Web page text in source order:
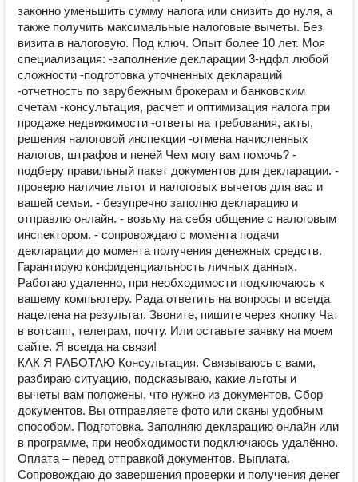
законно уменьшить сумму налога или снизить до нуля, а
также получить максимальные налоговые вычеты. Без
визита в налоговую. Под ключ. Опыт более 10 лет. Моя
специализация: -заполнение декларации 3-ндфл любой
сложности -подготовка уточненных деклараций
-отчетность по зарубежным брокерам и банковским
счетам -консультация, расчет и оптимизация налога при
продаже недвижимости -ответы на требования, акты,
решения налоговой инспекции -отмена начисленных
налогов, штрафов и пеней Чем могу вам помочь? -
подберу правильный пакет документов для декларации. -
проверю наличие льгот и налоговых вычетов для вас и
вашей семьи. - безупречно заполню декларацию и
отправлю онлайн. - возьму на себя общение с налоговым
инспектором. - сопровождаю с момента подачи
декларации до момента получения денежных средств.
Гарантирую конфиденциальность личных данных.
Работаю удаленно, при необходимости подключаюсь к
вашему компьютеру. Рада ответить на вопросы и всегда
нацелена на результат. Звоните, пишите через кнопку Чат
в вотсапп, телеграм, почту. Или оставьте заявку на моем
сайте. Я всегда на связи!
КАК Я РАБОТАЮ Консультация. Связываюсь с вами,
разбираю ситуацию, подсказываю, какие льготы и
вычеты вам положены, что нужно из документов. Сбор
документов. Вы отправляете фото или сканы удобным
способом. Подготовка. Заполняю декларацию онлайн или
в программе, при необходимости подключаюсь удалённо.
Оплата – перед отправкой документов. Выплата.
Сопровождаю до завершения проверки и получения денег